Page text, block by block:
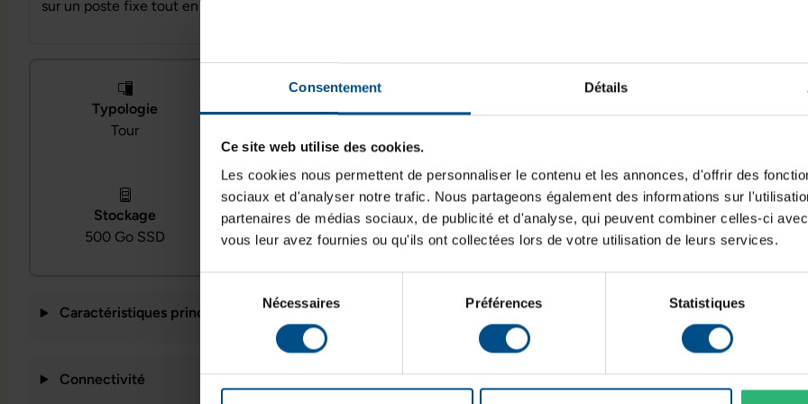
Consentement Détails
Ce site web utilise des cookies.
Les cookies nous permettent de personnaliser le contenu et les annonces, d'offrir des
sociaux et d'analyser notre trafic. Nous partageons également des informations sur
partenaires de médias sociaux, de publicité et d'analyse, qui peuvent combiner celles-ci
vous leur avez fournies ou qu'ils ont collectées lors de votre utilisation de leurs services.
consentement
Nécessaires Préférences Statistiques
sur un poste fixe tout en offrant une connectique complète.
Typologie
Tour
Processeur
Mémoire vive
Stockage
500 Go SSD
Système d’exploitation
Windows 11
Professionnel
Connectiques
USB, USB‑C,
DisplayPort, RJ‑45
Caractéristiques principales
Connectivité
Cœurs de processeur:
Connectique:
Programme de partenariat:
Puce graphique intégrée: